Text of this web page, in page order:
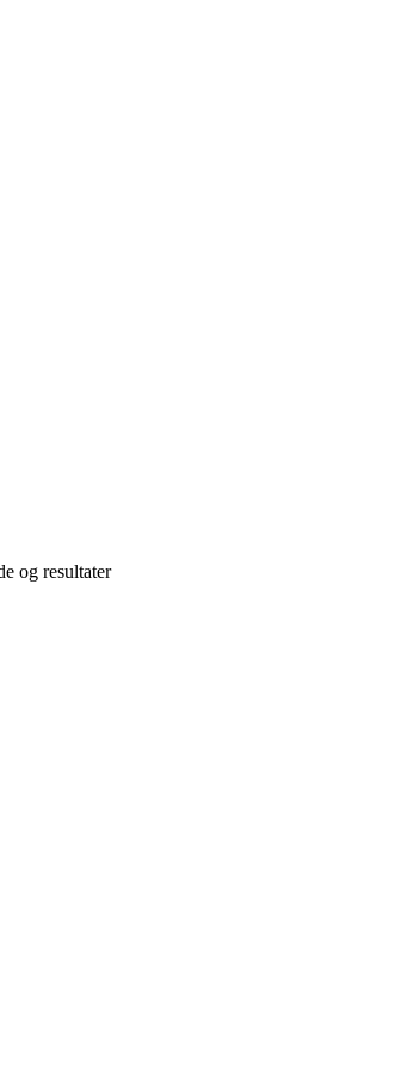
og resultater